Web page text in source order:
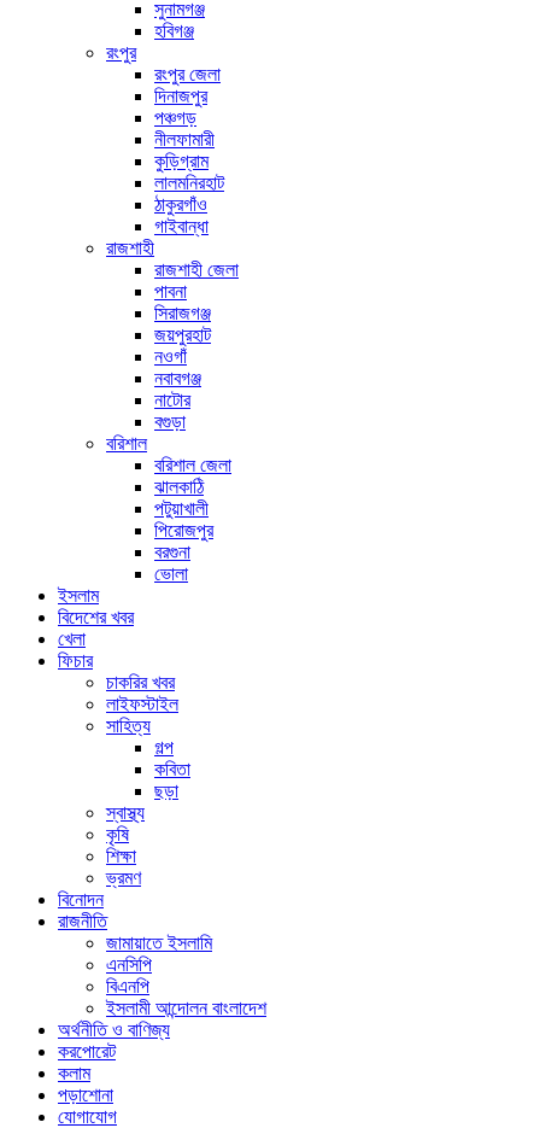
সুনামগঞ্জ
হবিগঞ্জ
রংপুর
রংপুর জেলা
দিনাজপুর
পঞ্চগড়
নীলফামারী
কুড়িগ্রাম
লালমনিরহাট
ঠাকুরগাঁও
গাইবান্ধা
রাজশাহী
রাজশাহী জেলা
পাবনা
সিরাজগঞ্জ
জয়পুরহাট
নওগাঁ
নবাবগঞ্জ
নাটোর
বগুড়া
বরিশাল
বরিশাল জেলা
ঝালকাঠি
পটুয়াখালী
পিরোজপুর
বরগুনা
ভোলা
ইসলাম
বিদেশের খবর
খেলা
ফিচার
চাকরির খবর
লাইফস্টাইল
সাহিত্য
গল্প
কবিতা
ছড়া
স্বাস্থ্য
কৃষি
শিক্ষা
ভ্রমণ
বিনোদন
রাজনীতি
জামায়াতে ইসলামি
এনসিপি
বিএনপি
ইসলামী আন্দোলন বাংলাদেশ
অর্থনীতি ও বাণিজ্য
করপোরেট
কলাম
পড়াশোনা
যোগাযোগ